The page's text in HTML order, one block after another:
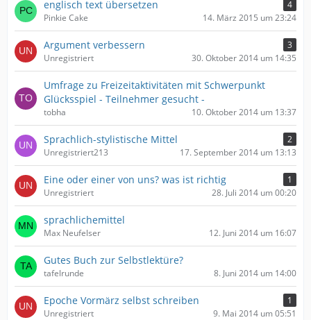
englisch text übersetzen
4
Pinkie Cake
14. März 2015 um 23:24
Argument verbessern
3
Unregistriert
30. Oktober 2014 um 14:35
Umfrage zu Freizeitaktivitäten mit Schwerpunkt
Glücksspiel - Teilnehmer gesucht -
tobha 10. Oktober 2014 um 13:37
Sprachlich-stylistische Mittel
2
Unregistriert213
17. September 2014 um 13:13
Eine oder einer von uns? was ist richtig
1
Unregistriert
28. Juli 2014 um 00:20
sprachlichemittel
Max Neufelser 12. Juni 2014 um 16:07
Gutes Buch zur Selbstlektüre?
tafelrunde 8. Juni 2014 um 14:00
Epoche Vormärz selbst schreiben
1
Unregistriert
9. Mai 2014 um 05:51